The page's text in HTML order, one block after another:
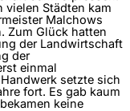
vielen Städten kam
Malchows
Zum Glück hatten
der Landwirtschaft
der
einmal
setzte sich
fort. Es gab kaum
keine